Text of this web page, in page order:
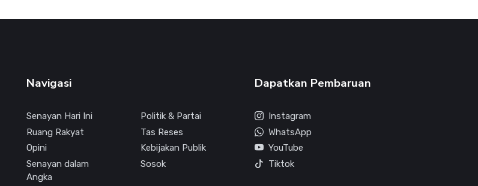
Navigasi
Senayan Hari Ini
Politik & Partai
Ruang Rakyat
Tas Reses
Opini
Kebijakan Publik
Senayan dalam
Angka
Sosok
Dapatkan Pembaruan
Instagram
WhatsApp
YouTube
Tiktok